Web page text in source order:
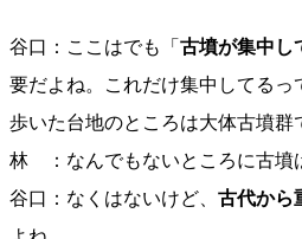
谷口：ここはでも「 古墳が集中し
要だよね。これだけ集中してるっ
歩いた台地のところは大体古墳群
林 ：なんでもないところに古墳
谷口：なくはないけど、 古代から